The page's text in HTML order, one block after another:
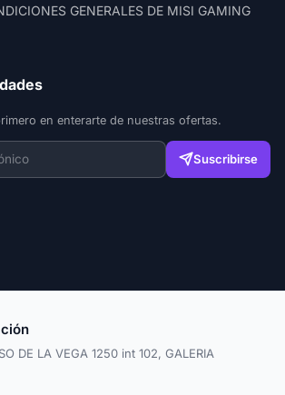
GENERALES DE MISI GAMING
en enterarte de nuestras ofertas.
Suscribirse
DE LA VEGA 1250 int 102, GALERIA